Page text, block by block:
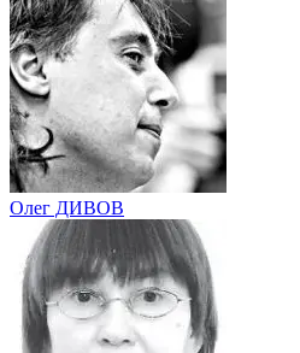
Олег ДИВОВ